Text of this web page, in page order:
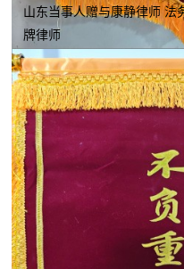
山东当事人赠与康静律师 法
牌律师